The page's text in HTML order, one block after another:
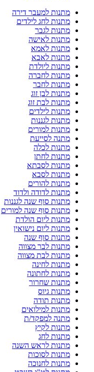
מתנות למעבר דירה
מתנות לחג לילדים
מתנות לגבר
מתנות לאישה
מתנות לאמא
מתנות לאבא
מתנות ליולדת
מתנות לחברה
מתנות לחבר
מתנות לבן זוג
מתנות לבת זוג
מתנות לילדים
מתנות לגננות
מתנות למורים
מתנה לסייעת
מתנות לכלה
מתנות לחתן
מתנות לסבתא
מתנות לסבא
מתנות להורים
מתנות לדודה ולדוד
מתנות סוף שנה לגננות
מתנות סוף שנה למורים
מתנות ליום הולדת
מתנות ליום נישואין
מתנות סוף שנה
מתנות לבר מצווה
מתנות לבת מצווה
מתנות לחינה
מתנות לחתונה
מתנות שחרור
מתנות גיוס
מתנות תודה
מתנות למילואים
מתנה למפקד/ת
מתנות לקיץ
מתנות לחג
מתנות לראש השנה
מתנות לסוכות
מתנות לחנוכה